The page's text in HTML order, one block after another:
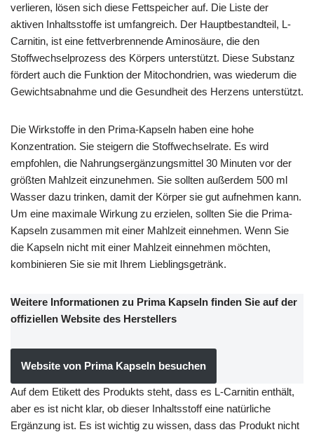
verlieren, lösen sich diese Fettspeicher auf. Die Liste der
aktiven Inhaltsstoffe ist umfangreich. Der Hauptbestandteil, L-
Carnitin, ist eine fettverbrennende Aminosäure, die den
Stoffwechselprozess des Körpers unterstützt. Diese Substanz
fördert auch die Funktion der Mitochondrien, was wiederum die
Gewichtsabnahme und die Gesundheit des Herzens unterstützt.
Die Wirkstoffe in den Prima-Kapseln haben eine hohe
Konzentration. Sie steigern die Stoffwechselrate. Es wird
empfohlen, die Nahrungsergänzungsmittel 30 Minuten vor der
größten Mahlzeit einzunehmen. Sie sollten außerdem 500 ml
Wasser dazu trinken, damit der Körper sie gut aufnehmen kann.
Um eine maximale Wirkung zu erzielen, sollten Sie die Prima-
Kapseln zusammen mit einer Mahlzeit einnehmen. Wenn Sie
die Kapseln nicht mit einer Mahlzeit einnehmen möchten,
kombinieren Sie sie mit Ihrem Lieblingsgetränk.
Weitere Informationen zu Prima Kapseln finden Sie auf der
offiziellen Website des Herstellers
Website von Prima Kapseln besuchen
Auf dem Etikett des Produkts steht, dass es L-Carnitin enthält,
aber es ist nicht klar, ob dieser Inhaltsstoff eine natürliche
Ergänzung ist. Es ist wichtig zu wissen, dass das Produkt nicht